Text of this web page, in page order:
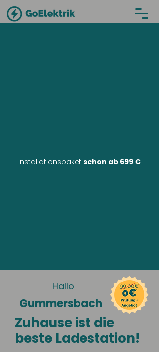
Installationspaket schon ab 699 €
Hallo
Gummersbach
Zuhause ist die
beste Ladestation!